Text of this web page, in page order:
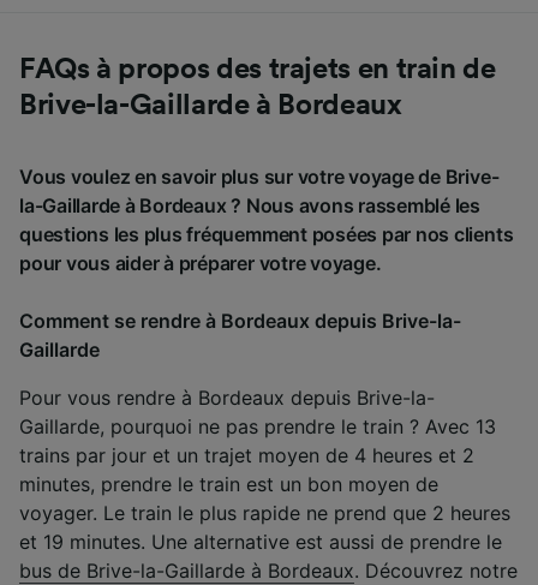
FAQs à propos des trajets en train de
Brive-la-Gaillarde à Bordeaux
Vous voulez en savoir plus sur votre voyage de Brive-
la-Gaillarde à Bordeaux ? Nous avons rassemblé les
questions les plus fréquemment posées par nos clients
pour vous aider à préparer votre voyage.
Comment se rendre à Bordeaux depuis Brive-la-
Gaillarde
Pour vous rendre à Bordeaux depuis Brive-la-
Gaillarde, pourquoi ne pas prendre le train ? Avec 13
trains par jour et un trajet moyen de 4 heures et 2
minutes, prendre le train est un bon moyen de
voyager. Le train le plus rapide ne prend que 2 heures
et 19 minutes. Une alternative est aussi de prendre le
bus de Brive-la-Gaillarde à Bordeaux. Découvrez notre